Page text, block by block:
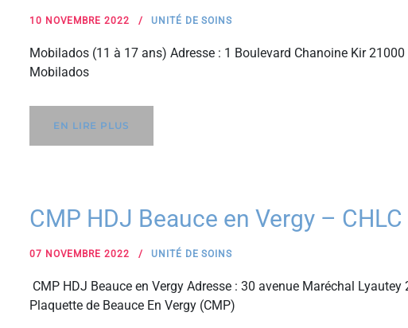
10 NOVEMBRE 2022 UNITÉ DE SOINS
Mobilados (11 à 17 ans) Adresse : 1 Boulevard Chanoine Kir
Mobilados
EN LIRE PLUS
CMP HDJ Beauce en Vergy – CHLC
07 NOVEMBRE 2022 UNITÉ DE SOINS
CMP HDJ Beauce en Vergy Adresse : 30 avenue Maréchal
Plaquette de Beauce En Vergy (CMP)